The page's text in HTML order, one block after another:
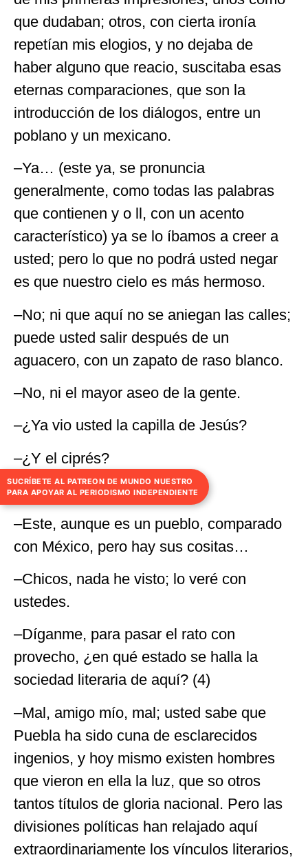
que dudaban; otros, con cierta ironía
repetían mis elogios, y no dejaba de
haber alguno que reacio, suscitaba esas
eternas comparaciones, que son la
introducción de los diálogos, entre un
poblano y un mexicano.
–Ya… (este ya, se pronuncia
generalmente, como todas las palabras
que contienen y o ll, con un acento
característico) ya se lo íbamos a creer a
usted; pero lo que no podrá usted negar
es que nuestro cielo es más hermoso.
–No; ni que aquí no se aniegan las calles;
puede usted salir después de un
aguacero, con un zapato de raso blanco.
–No, ni el mayor aseo de la gente.
–¿Ya vio usted la capilla de Jesús?
–¿Y el ciprés?
–¿Y la alameda?
–Este, aunque es un pueblo, comparado
con México, pero hay sus cositas…
–Chicos, nada he visto; lo veré con
ustedes.
–Díganme, para pasar el rato con
provecho, ¿en qué estado se halla la
sociedad literaria de aquí? (4)
–Mal, amigo mío, mal; usted sabe que
Puebla ha sido cuna de esclarecidos
ingenios, y hoy mismo existen hombres
que vieron en ella la luz, que so otros
tantos títulos de gloria nacional. Pero las
divisiones políticas han relajado aquí
extraordinariamente los vínculos literarios,
SUCRÍBETE AL PATREON DE MUNDO NUESTRO
PARA APOYAR AL PERIODISMO INDEPENDIENTE